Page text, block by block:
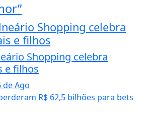
Shopping celebra
e filhos
Shopping celebra
e filhos
de Ago